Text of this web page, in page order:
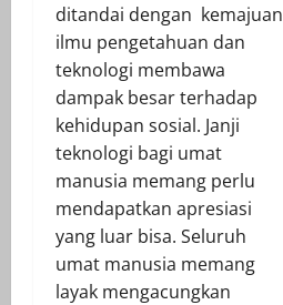
ditandai dengan kemajuan
ilmu pengetahuan dan
teknologi membawa
dampak besar terhadap
kehidupan sosial. Janji
teknologi bagi umat
manusia memang perlu
mendapatkan apresiasi
yang luar bisa. Seluruh
umat manusia memang
layak mengacungkan